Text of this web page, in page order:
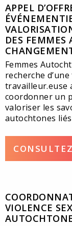
APPEL
DES FEMMES
Femmes
recherche
travailleur.euse
coordonner un
valoriser les
autochtones
VIOLENCE